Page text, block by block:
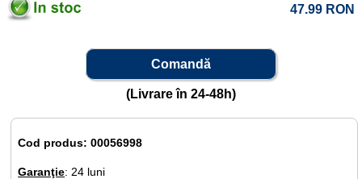
47.99 RON
Comandă
(Livrare în 24-48h)
Cod produs: 00056998
Garanţie: 24 luni